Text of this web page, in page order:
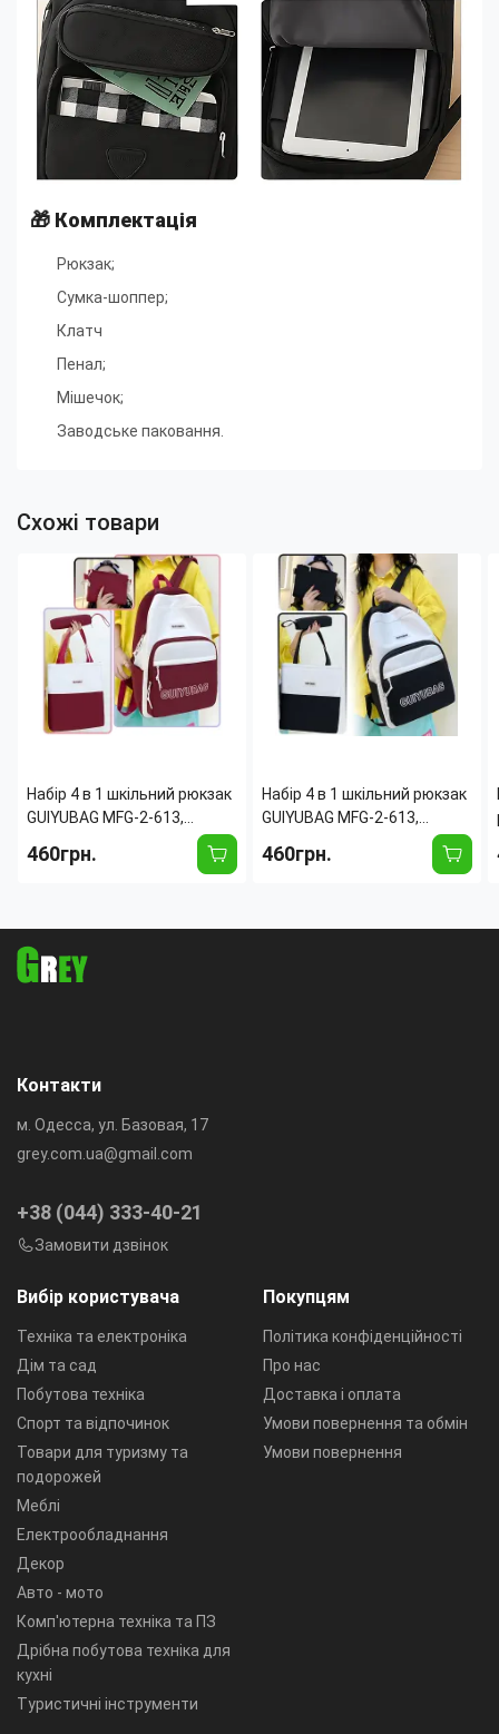
🎁 Комплектація
Рюкзак;
Сумка-шоппер;
Клатч
Пенал;
Мішечок;
Заводське паковання.
Схожі товари
Набір 4 в 1 шкільний рюкзак
GUIYUBAG MFG-2-613,
рюкзак + сумка + клатч +
пенал Червоний
460грн.
Набір 4 в 1 шкільний рюкзак
GUIYUBAG MFG-2-613,
рюкзак + сумка + клатч +
пенал
460грн.
Вибір користувача
Техніка та електроніка
Дім та сад
Побутова техніка
Спорт та відпочинок
Товари для туризму та
подорожей
Меблі
Електрообладнання
Декор
Авто - мото
Комп'ютерна техніка та ПЗ
Дрібна побутова техніка для
кухні
Туристичні інструменти
Покупцям
Політика конфіденційності
Про нас
Доставка і оплата
Умови повернення та обмін
Умови повернення
Контакти
м. Одесса, ул. Базовая, 17
grey.com.ua@gmail.com
+38 (044) 333-40-21
Замовити дзвінок